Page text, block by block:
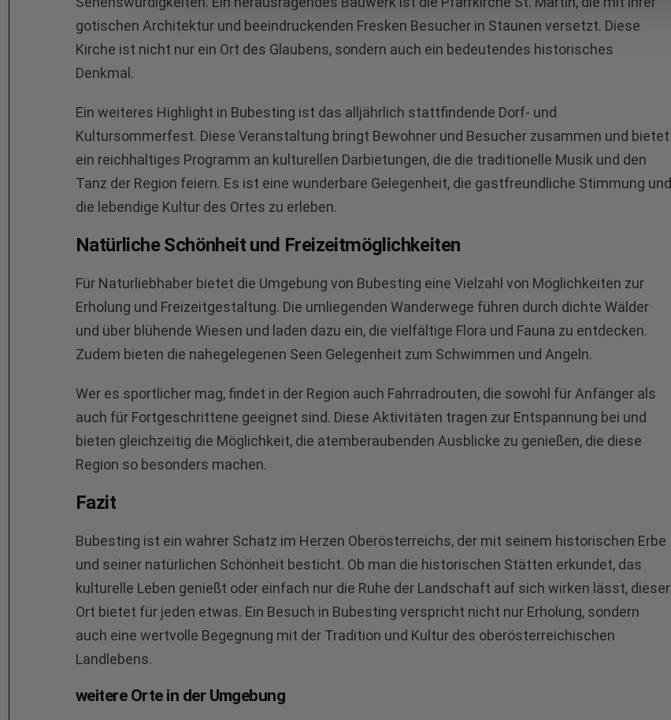
gotischen Architektur und beeindruckenden Fresken Besucher in Staunen versetzt. Diese
Kirche ist nicht nur ein Ort des Glaubens, sondern auch ein bedeutendes historisches
Denkmal.
Ein weiteres Highlight in Bubesting ist das alljährlich stattfindende Dorf- und
Kultursommerfest. Diese Veranstaltung bringt Bewohner und Besucher zusammen und bietet
ein reichhaltiges Programm an kulturellen Darbietungen, die die traditionelle Musik und den
Tanz der Region feiern. Es ist eine wunderbare Gelegenheit, die gastfreundliche Stimmung und
die lebendige Kultur des Ortes zu erleben.
Natürliche Schönheit und Freizeitmöglichkeiten
Für Naturliebhaber bietet die Umgebung von Bubesting eine Vielzahl von Möglichkeiten zur
Erholung und Freizeitgestaltung. Die umliegenden Wanderwege führen durch dichte Wälder
und über blühende Wiesen und laden dazu ein, die vielfältige Flora und Fauna zu entdecken.
Zudem bieten die nahegelegenen Seen Gelegenheit zum Schwimmen und Angeln.
Wer es sportlicher mag, findet in der Region auch Fahrradrouten, die sowohl für Anfänger als
auch für Fortgeschrittene geeignet sind. Diese Aktivitäten tragen zur Entspannung bei und
bieten gleichzeitig die Möglichkeit, die atemberaubenden Ausblicke zu genießen, die diese
Region so besonders machen.
Fazit
Bubesting ist ein wahrer Schatz im Herzen Oberösterreichs, der mit seinem historischen Erbe
und seiner natürlichen Schönheit besticht. Ob man die historischen Stätten erkundet, das
kulturelle Leben genießt oder einfach nur die Ruhe der Landschaft auf sich wirken lässt, dieser
Ort bietet für jeden etwas. Ein Besuch in Bubesting verspricht nicht nur Erholung, sondern
auch eine wertvolle Begegnung mit der Tradition und Kultur des oberösterreichischen
Landlebens.
weitere Orte in der Umgebung